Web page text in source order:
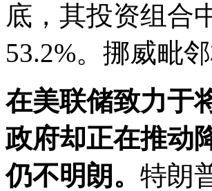
底，其投资组合
53.2%。挪威毗
在美联储致力于
政府却正在推动
仍不明朗。 特朗